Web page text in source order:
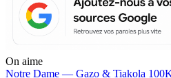
On aime
Notre Dame — Gazo & Tiakola